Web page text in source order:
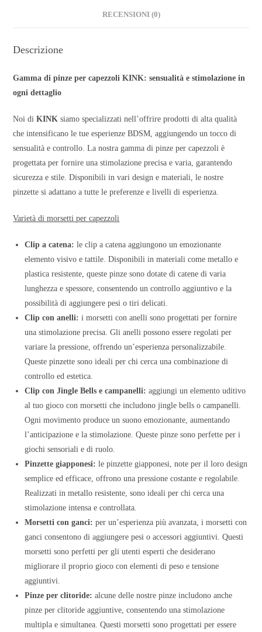
RECENSIONI (0)
Descrizione
Gamma di pinze per capezzoli KINK: sensualità e stimolazione in
ogni dettaglio
Noi diKINK siamo specializzati nell’offrire prodotti di alta qualità
che intensificano le tue esperienze BDSM, aggiungendo un tocco di
sensualità e controllo. La nostra gamma di pinze per capezzoli è
progettata per fornire una stimolazione precisa e varia, garantendo
sicurezza e stile. Disponibili in vari design e materiali, le nostre
pinzette si adattano a tutte le preferenze e livelli di esperienza.
Varietà di morsetti per capezzoli
Clip a catena: le clip a catena aggiungono un emozionante
elemento visivo e tattile. Disponibili in materiali come metallo e
plastica resistente, queste pinze sono dotate di catene di varia
lunghezza e spessore, consentendo un controllo aggiuntivo e la
possibilità di aggiungere pesi o tiri delicati.
Clip con anelli: i morsetti con anelli sono progettati per fornire
una stimolazione precisa. Gli anelli possono essere regolati per
variare la pressione, offrendo un’esperienza personalizzabile.
Queste pinzette sono ideali per chi cerca una combinazione di
controllo ed estetica.
Clip con Jingle Bells e campanelli: aggiungi un elemento uditivo
al tuo gioco con morsetti che includono jingle bells o campanelli.
Ogni movimento produce un suono emozionante, aumentando
l’anticipazione e la stimolazione. Queste pinze sono perfette per i
giochi sensoriali e di ruolo.
Pinzette giapponesi: le pinzette giapponesi, note per il loro design
semplice ed efficace, offrono una pressione costante e regolabile.
Realizzati in metallo resistente, sono ideali per chi cerca una
stimolazione intensa e controllata.
Morsetti con ganci: per un’esperienza più avanzata, i morsetti con
ganci consentono di aggiungere pesi o accessori aggiuntivi. Questi
morsetti sono perfetti per gli utenti esperti che desiderano
migliorare il proprio gioco con elementi di peso e tensione
aggiuntivi.
Pinze per clitoride: alcune delle nostre pinze includono anche
pinze per clitoride aggiuntive, consentendo una stimolazione
multipla e simultanea. Questi morsetti sono progettati per essere